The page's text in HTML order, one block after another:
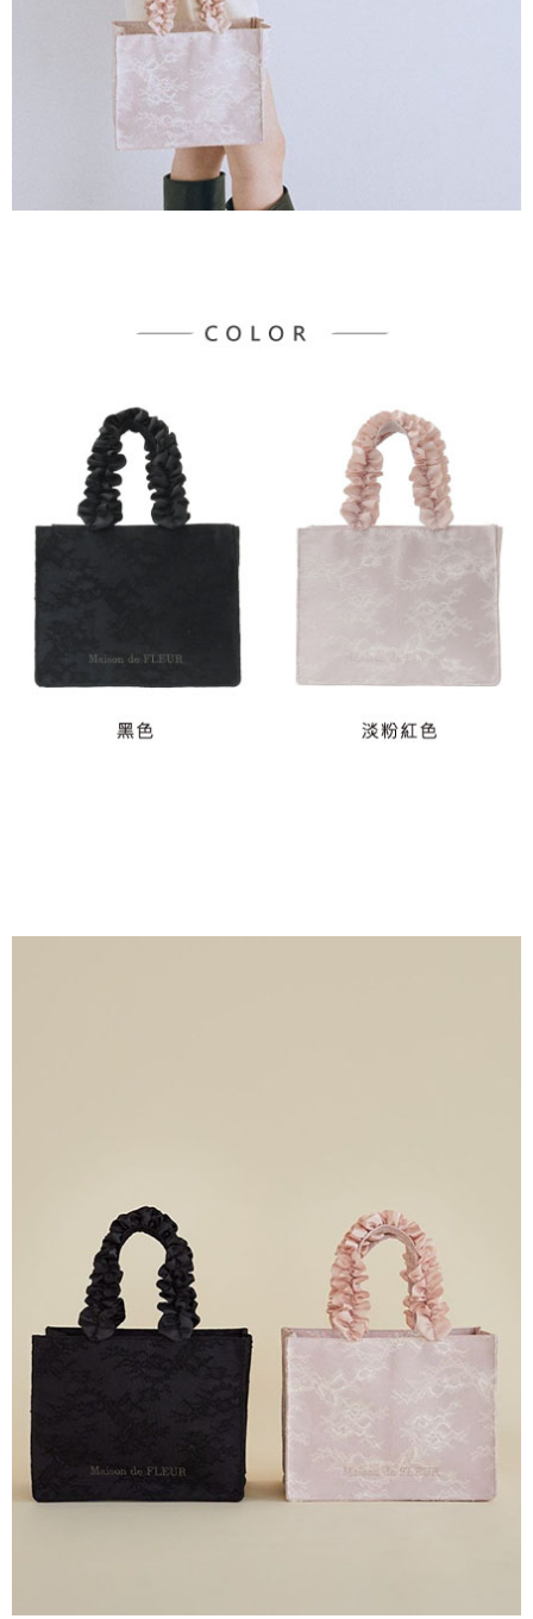
３．未成年的使用者請事先徵得法定代理人或監護人之同意方可使用
「AFTEE先享後付」，若未經同意申辦者引起之損失，本公司不負相關責
４．使用「AFTEE先享後付」時，將依據個別帳號之用戶狀況，依本公司即
時審查核予不同之上限額度；若仍有額度不足之情形，本公司將視審查結果
請求用戶進行身份認證。
５．嚴禁一人註冊多個帳號或使用他人資訊註冊。若發現惡意使用之情形，
恩沛科技股份有限公司將有權停止該用戶之使用額度並採取法律行動。
每筆NT$90，滿NT$888(含以上)免運費